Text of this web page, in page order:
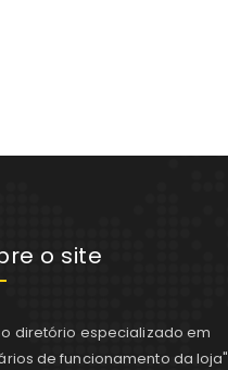
o site
diretório especializado em
de funcionamento da loja"